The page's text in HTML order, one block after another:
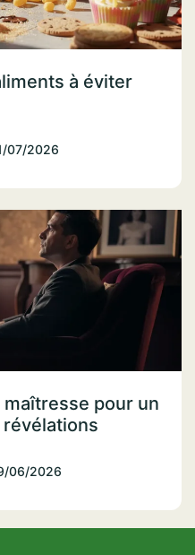
à éviter
07/2026
pour un
révélations
06/2026